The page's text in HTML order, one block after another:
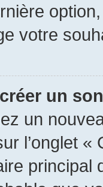
votre
un
un
l’onglet
principal